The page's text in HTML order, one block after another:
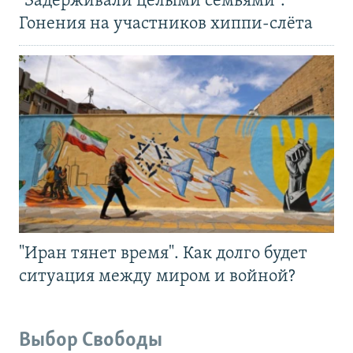
Гонения на участников хиппи-слёта
"Иран тянет время". Как долго будет
ситуация между миром и войной?
Выбор Свободы